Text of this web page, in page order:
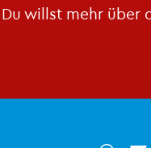
Du willst mehr über